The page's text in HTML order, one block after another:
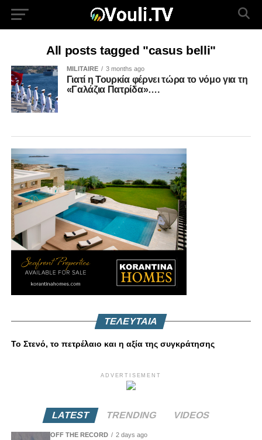
All posts tagged "casus belli"
MILITAIRE 3 months ago
Γιατί η Τουρκία φέρνει τώρα το νόμο για τη
«Γαλάζια Πατρίδα»….
ΤΕΛΕΥΤΑΙΑ
Το Στενό, το πετρέλαιο και η αξία της συγκράτησης
ADVERTISEMENT
LATEST TRENDING VIDEOS
OFF THE RECORD 2 days ago